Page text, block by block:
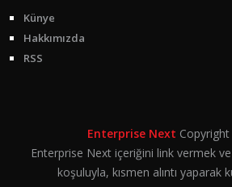
Künye
Hakkımızda
RSS
Enterprise Next
Enterprise Next içeriğini link vermek
koşuluyla, kısmen alıntı yaparak